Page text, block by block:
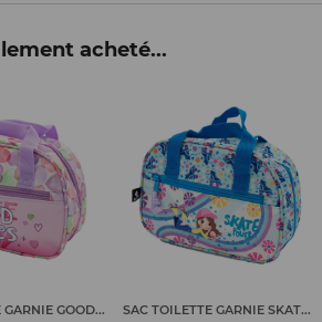
acheté...
GOOD... SAC TOILETTE GARNIE SKAT...